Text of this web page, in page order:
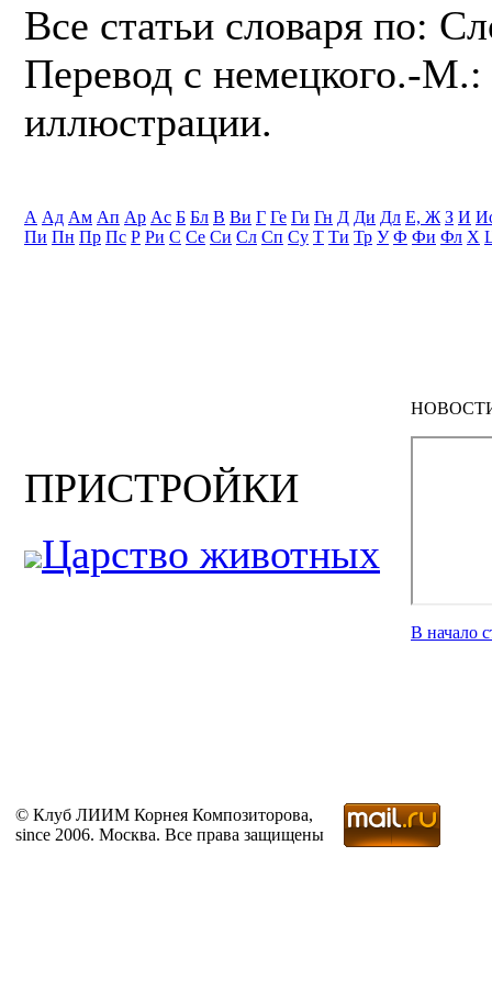
Все статьи словаря по:
Перевод с немецкого.-
иллюстрации.
А Ад Ам Ап Ар Ас Б Бл В Ви Г Ге Ги Гн Д Ди Дл Е, Ж З И
Пи Пн Пр Пс Р Ри С Се Си Сл Сп Су Т Ти Тр У Ф Фи Фл Х
ПРИСТРОЙКИ
Царство животных
В начало
© Клуб ЛИИМ Корнея Композиторова,
since 2006. Москва. Все права защищены